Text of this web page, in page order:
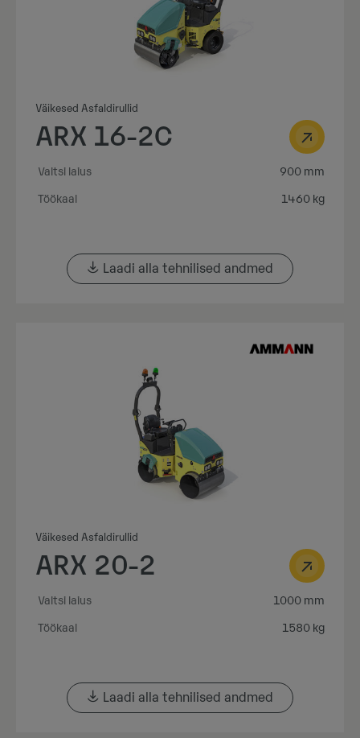
Väikesed Asfaldirullid
ARX 16-2C
Valtsi laius
900 mm
Töökaal
1460 kg
Laadi alla tehnilised andmed
Väikesed Asfaldirullid
ARX 20-2
Valtsi laius
1000 mm
Töökaal
1580 kg
Laadi alla tehnilised andmed